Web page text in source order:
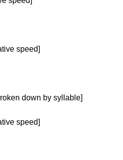
speed]
down by syllable]
speed]